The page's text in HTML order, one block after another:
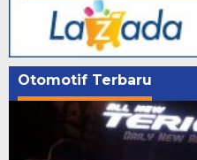
Otomotif Terbaru